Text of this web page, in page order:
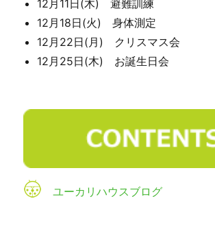
12月11日(木) 避難訓練
12月18日(火) 身体測定
12月22日(月) クリスマス会
12月25日(木) お誕生日会
ユーカリハウスブログ